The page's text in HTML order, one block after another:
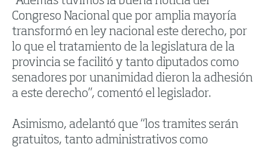
Congreso Nacional que por amplia mayoría
transformó en ley nacional este derecho, por
lo que el tratamiento de la legislatura de la
provincia se facilitó y tanto diputados como
senadores por unanimidad dieron la adhesión
a este derecho”, comentó el legislador.
Asimismo, adelantó que “los tramites serán
gratuitos, tanto administrativos como